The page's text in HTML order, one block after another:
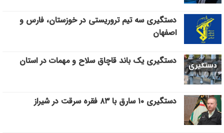
دستگیری سه تیم تروریستی در خوزستان، فارس و
اصفهان
دستگیری یک باند قاچاق سلاح و مهمات در استان
دستگیری ۱۰ سارق با ۸۳ فقره سرقت در شیراز